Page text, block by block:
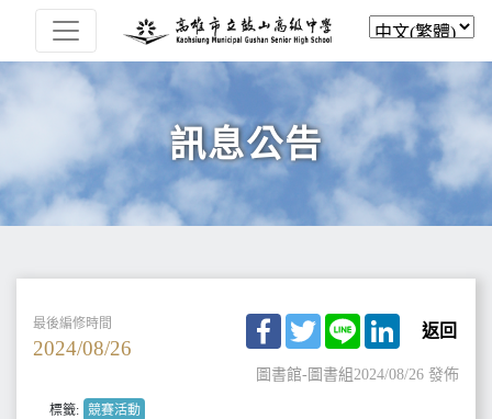
訊息公告
最後編修時間
2024/08/26
Facebook
TwitterLine LinkedIn
返回
圖書館-圖書組2024/08/26 發佈
標籤: 競賽活動